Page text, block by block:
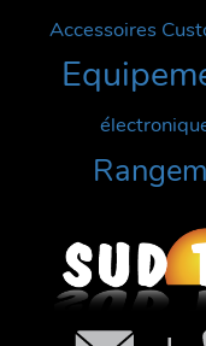
Accessoires